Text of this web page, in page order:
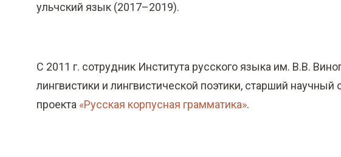
ульчский язык (2017–2019).
C 2011 г. сотрудник Института русского языка им. В.В.
лингвистики и лингвистической поэтики, старший научный
проекта «Русская корпусная грамматика».